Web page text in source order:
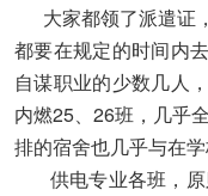
大家都领了派遣证
都要在规定的时间内
自谋职业的少数几人
内燃25、26班，几乎
排的宿舍也几乎与在学
供电专业各班，原